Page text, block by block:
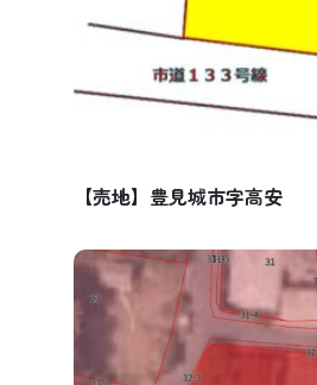
【売地】豊見城市字高安